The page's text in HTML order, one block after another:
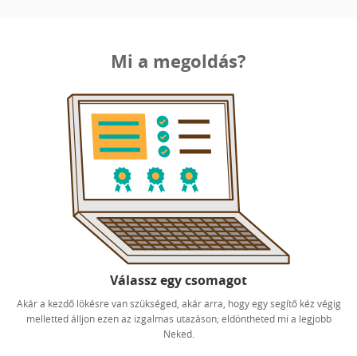
Mi a megoldás?
Válassz egy csomagot
Akár a kezdő lökésre van szükséged, akár arra, hogy egy segítő kéz végig
melletted álljon ezen az izgalmas utazáson; eldöntheted mi a legjobb
Neked.